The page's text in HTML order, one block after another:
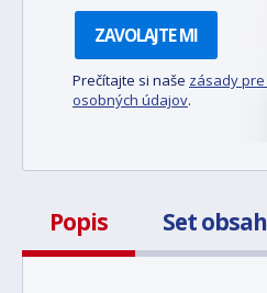
ZAVOLAJTE MI
Prečítajte si naše zásady
osobných údajov.
Popis Set